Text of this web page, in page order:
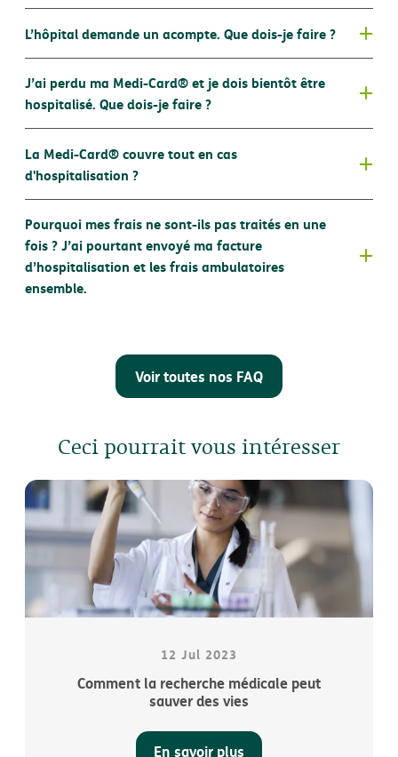
®
®
point de vue médical (traitements esthétiques) ne
sont en effet pas couvertes.
guide d'hospitalisation
pas la Medi-Card ®
Contactez-nous
document d’affiliation
®
ici application DKV
L’hôpital demande un acompte. Que dois-je faire ?
®
®
J’ai perdu ma Medi-Card® et je dois bientôt être
hospitalisé. Que dois-je faire ?
®
La Medi-Card® couvre tout en cas
d'hospitalisation ?
Pourquoi mes frais ne sont-ils pas traités en une
fois ? J’ai pourtant envoyé ma facture
d’hospitalisation et les frais ambulatoires
ensemble.
Voir toutes nos FAQ
Ceci pourrait vous intéresser
12 Jul 2023
Comment la recherche médicale peut
sauver des vies
En savoir plus